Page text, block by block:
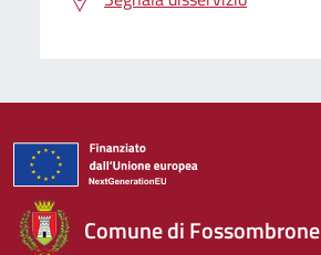
Comune di Fossombrone